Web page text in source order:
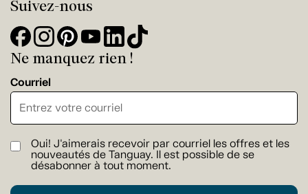
Suivez-nous
Ne manquez rien !
Courriel
Oui! J'aimerais recevoir par courriel les offres et les
nouveautés de Tanguay. Il est possible de se
désabonner à tout moment.